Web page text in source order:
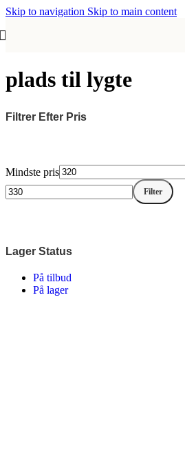
Skip to navigation Skip to main content
plads til lygte
Filtrer Efter Pris
Mindste pris
Filter
Lager Status
På tilbud
På lager